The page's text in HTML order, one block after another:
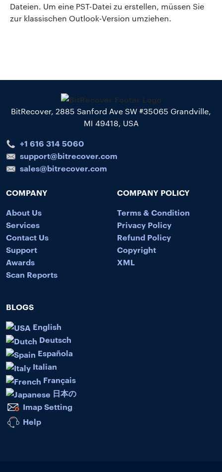
Dateien. Um eine PST-Datei zu erstellen, müssen Sie
zur klassischen Outlook-Version umziehen.
BitRecover, 2885 Sanford Ave SW #35065 Grandville,
MI 49418, USA
+1 616 314 5060
support@bitrecover.com
sales@bitrecover.com
COMPANY
About Us
Services
Contact Us
Support
Awards
Scan Reports
COMPANY POLICY
Terms & Condition
Privacy Policy
Refund Policy
Copyright
XML
BLOGS
English
Deutsch
Española
Italian
Français
日本の
Imap Setting
Help